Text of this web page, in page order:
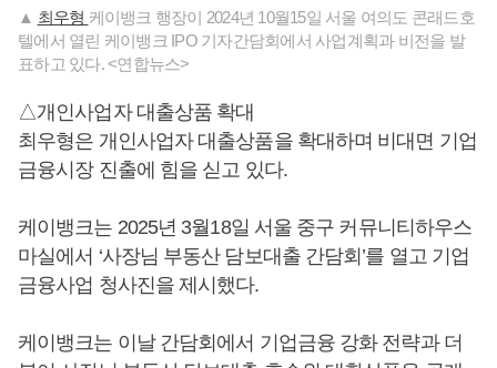
▲ 최우형 케이뱅크 행장이 2024년 10월15일 서울 여의도 콘래드호
텔에서 열린 케이뱅크 IPO 기자간담회에서 사업계획과 비전을 발
표하고 있다. <연합뉴스>
△개인사업자 대출상품 확대
최우형은 개인사업자 대출상품을 확대하며 비대면 기업
금융시장 진출에 힘을 싣고 있다.
케이뱅크는 2025년 3월18일 서울 중구 커뮤니티하우스
마실에서 ‘사장님 부동산 담보대출 간담회’를 열고 기업
금융사업 청사진을 제시했다.
케이뱅크는 이날 간담회에서 기업금융 강화 전략과 더